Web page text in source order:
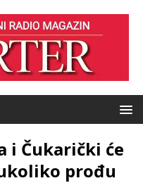
i Čukarički će
prođu